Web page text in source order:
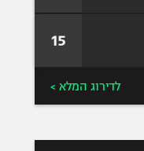
15
לדירוג המלא >